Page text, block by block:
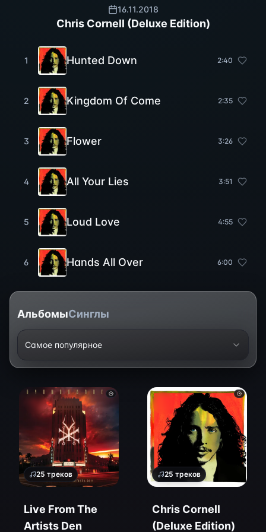
16.11.2018
Chris Cornell (Deluxe Edition)
1 Hunted Down 2:40
2 Kingdom Of Come 2:35
3 Flower 3:26
4 All Your Lies 3:51
5 Loud Love 4:55
6 Hands All Over 6:00
АльбомыСинглы
Самое популярное
25 треков
Live From The
Artists Den
25 треков
Chris Cornell
(Deluxe Edition)